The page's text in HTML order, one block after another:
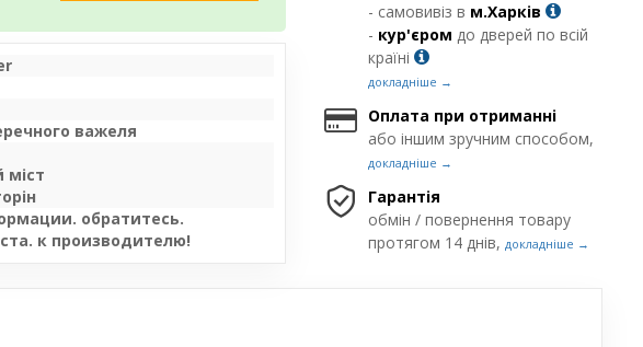
важеля
міст
обратитесь.
к производителю!
- самовивіз в м.Харків
- кур'єром до дверей по всій
країні
докладніше →
Оплата при отриманні
або іншим зручним способом,
докладніше →
Гарантія
обмін / повернення товару
протягом 14 днів,докладніше →